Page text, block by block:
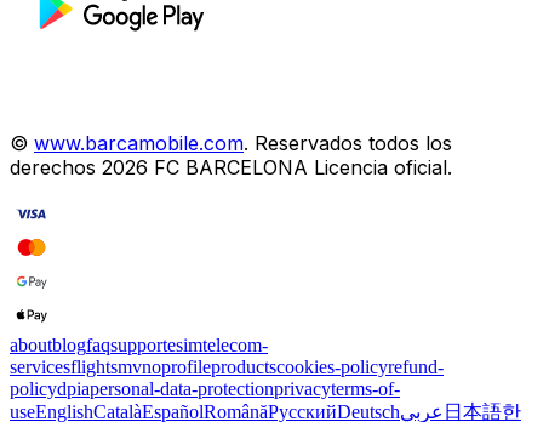
© www.barcamobile.com. Reservados todos los
derechos 2026 FC BARCELONA Licencia oficial.
aboutblogfaqsupportesimtelecom-
servicesflightsmvnoprofileproductscookies-policyrefund-
policydpiapersonal-data-protectionprivacyterms-of-
useEnglishCatalàEspañolRomânăРусскийDeutschعربي 日本語한